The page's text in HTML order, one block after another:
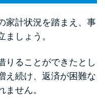
家計状況を踏まえ、事
しょう。
りることができたとし
え続け、返済が困難な
せん。